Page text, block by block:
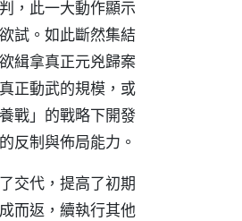
，此一大動作顯示
試。如此斷然集結
緝拿真正元兇歸案
正動武的規模，或
戰」的戰略下開發
反制與佈局能力。
交代，提高了初期
而返，續執行其他